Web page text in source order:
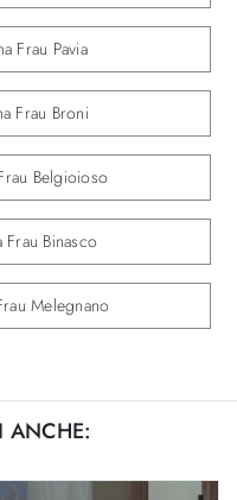
Frau Pavia
Frau Broni
Belgioioso
Binasco
Melegnano
ANCHE: